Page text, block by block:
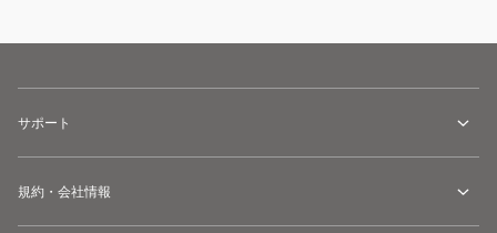
サポート
規約・会社情報